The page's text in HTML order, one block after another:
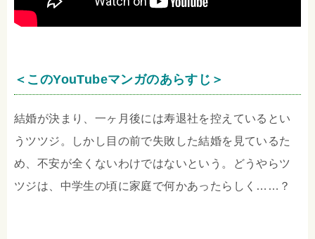
＜このYouTubeマンガのあらすじ＞
結婚が決まり、一ヶ月後には寿退社を控えているとい
うツツジ。しかし目の前で失敗した結婚を見ているた
め、不安が全くないわけではないという。どうやらツ
ツジは、中学生の頃に家庭で何かあったらしく……？